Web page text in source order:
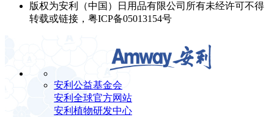
版权为安利（中国）日用品有限公司所有未经许可不得
转载或链接，粤ICP备05013154号
安利公益基金会
安利全球官方网站
安利植物研发中心